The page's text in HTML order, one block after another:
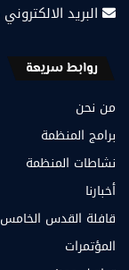
البريد الالكتروني
روابط سريعة
من نحن
برامج المنظمة
نشاطات المنظمة
أخبارنا
قافلة القدس الخامس
المؤتمرات